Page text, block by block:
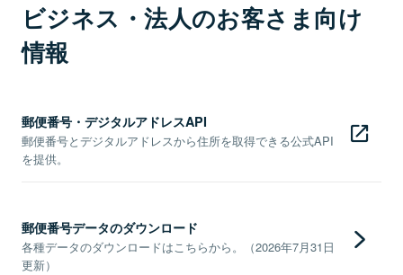
ビジネス・法人のお客さま向け
情報
郵便番号・デジタルアドレスAPI
郵便番号とデジタルアドレスから住所を取得できる公式API
を提供。
郵便番号データのダウンロード
各種データのダウンロードはこちらから。（2026年7月31日
更新）